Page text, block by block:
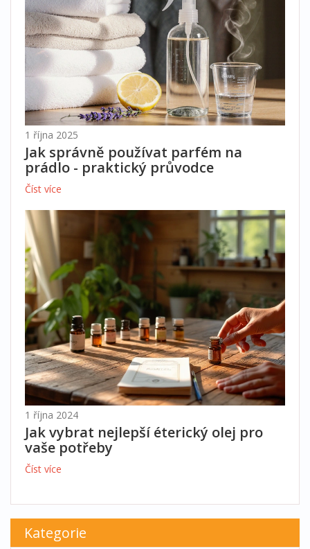
1 října 2025
Jak správně používat parfém na
prádlo - praktický průvodce
Číst více
1 října 2024
Jak vybrat nejlepší éterický olej pro
vaše potřeby
Číst více
Kategorie